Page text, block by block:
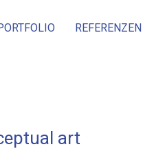
REFERENZEN
art